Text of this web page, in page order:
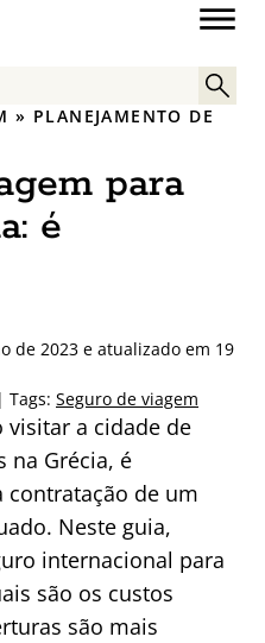
» PLANEJAMENTO DE
para
é
de 2023 e atualizado em 19
| Tags: Seguro de viagem
visitar a cidade de
na Grécia, é
de um
Neste guia,
internacional para
são os custos
são mais